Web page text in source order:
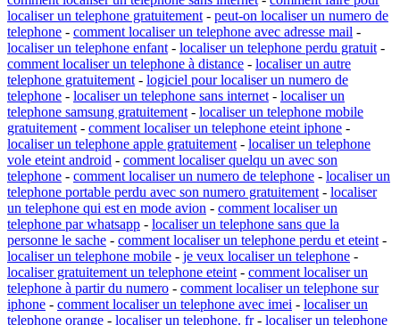
localiser un telephone gratuitement - peut-on localiser un numero de
telephone - comment localiser un telephone avec adresse mail -
localiser un telephone enfant - localiser un telephone perdu gratuit -
comment localiser un telephone à distance - localiser un autre
telephone gratuitement - logiciel pour localiser un numero de
telephone - localiser un telephone sans internet - localiser un
telephone samsung gratuitement - localiser un telephone mobile
gratuitement - comment localiser un telephone eteint iphone -
localiser un telephone apple gratuitement - localiser un telephone
vole eteint android - comment localiser quelqu un avec son
telephone - comment localiser un numero de telephone - localiser un
telephone portable perdu avec son numero gratuitement - localiser
un telephone qui est en mode avion - comment localiser un
telephone par whatsapp - localiser un telephone sans que la
personne le sache - comment localiser un telephone perdu et eteint -
localiser un telephone mobile - je veux localiser un telephone -
localiser gratuitement un telephone eteint - comment localiser un
telephone à partir du numero - comment localiser un telephone sur
iphone - comment localiser un telephone avec imei - localiser un
telephone orange - localiser un telephone. fr- localiser un telephone